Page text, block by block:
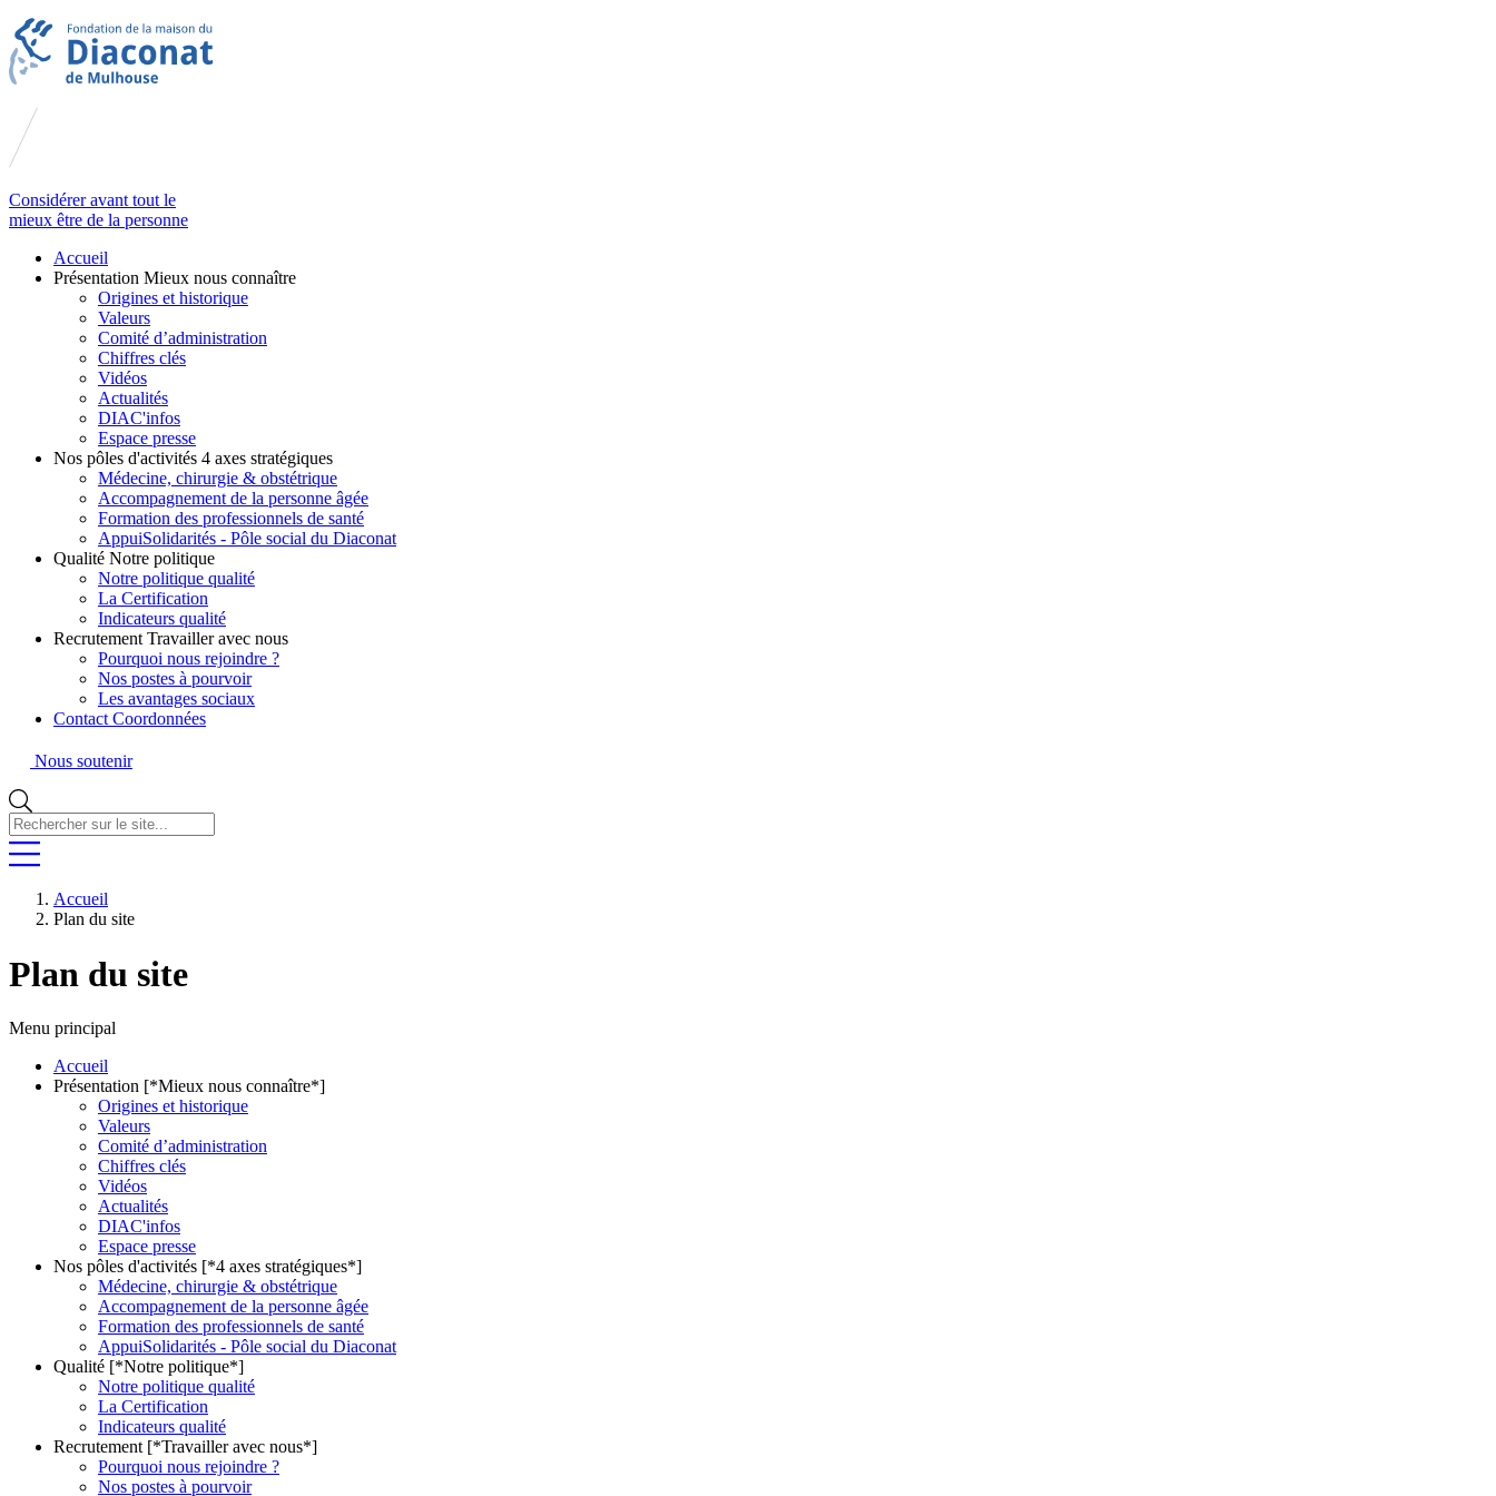
Considérer avant tout le
mieux être de la personne
Accueil
Présentation Mieux nous connaître
Origines et historique
Valeurs
Comité d’administration
Chiffres clés
Vidéos
Actualités
DIAC'infos
Espace presse
Nos pôles d'activités 4 axes stratégiques
Médecine, chirurgie & obstétrique
Accompagnement de la personne âgée
Formation des professionnels de santé
AppuiSolidarités - Pôle social du Diaconat
Qualité Notre politique
Notre politique qualité
La Certification
Indicateurs qualité
Recrutement Travailler avec nous
Pourquoi nous rejoindre ?
Nos postes à pourvoir
Les avantages sociaux
Contact Coordonnées
Nous soutenir
Rechercher
sur
le
Accueil
Plan du site
Plan du site
Menu principal
Accueil
Présentation [*Mieux nous connaître*]
Origines et historique
Valeurs
Comité d’administration
Chiffres clés
Vidéos
Actualités
DIAC'infos
Espace presse
Nos pôles d'activités [*4 axes stratégiques*]
Médecine, chirurgie & obstétrique
Accompagnement de la personne âgée
Formation des professionnels de santé
AppuiSolidarités - Pôle social du Diaconat
Qualité [*Notre politique*]
Notre politique qualité
La Certification
Indicateurs qualité
Recrutement [*Travailler avec nous*]
Pourquoi nous rejoindre ?
Nos postes à pourvoir